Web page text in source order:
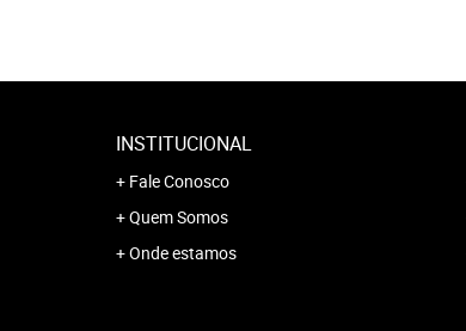
INSTITUCIONAL
Fale Conosco
Quem Somos
Onde estamos